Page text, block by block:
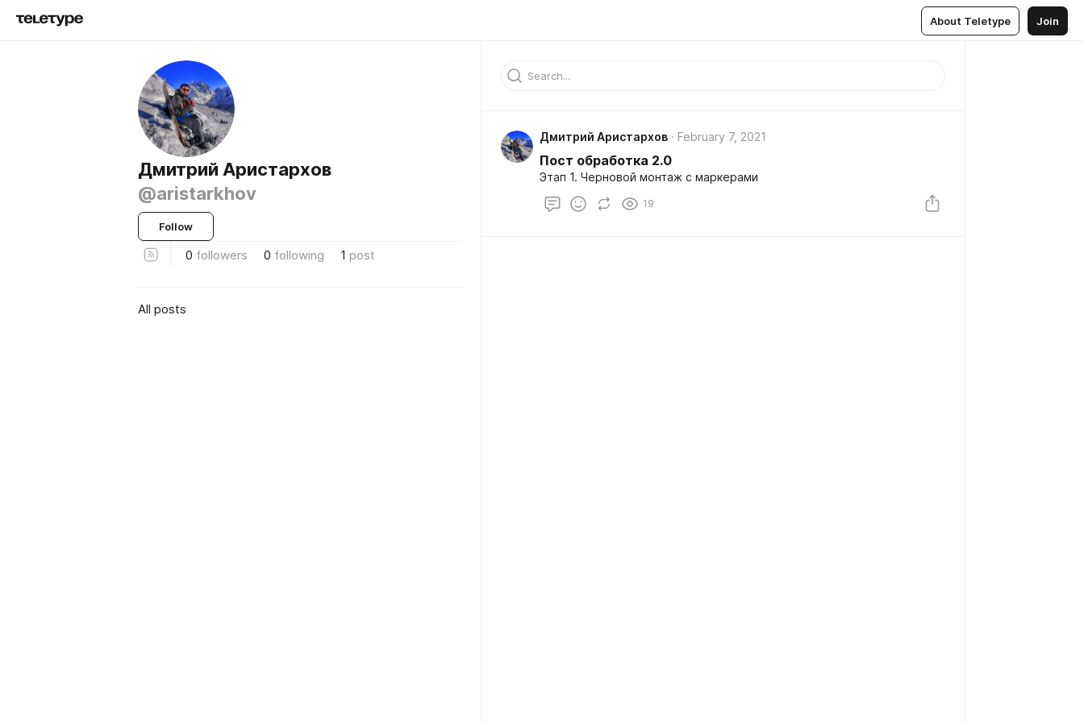
About Teletype Join
Дмитрий Аристархов
@aristarkhov
Follow
0 followers 0 following 1 post
All posts
Дмитрий Аристархов February 7, 2021
Пост обработка 2.0
Этап 1. Черновой монтаж с маркерами
19